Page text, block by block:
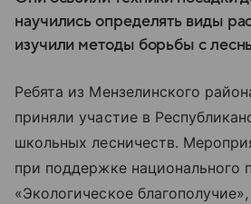
научились определять виды
изучили методы борьбы с
Ребята из Мензелинского
приняли участие в
школьных лесничеств.
при поддержке национального
«Экологическое